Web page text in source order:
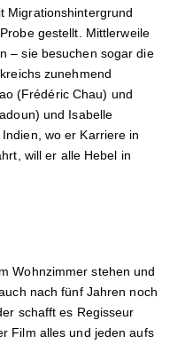
Migrationshintergrund
gestellt. Mittlerweile
– sie besuchen sogar die
zunehmend
(Frédéric Chau) und
und Isabelle
wo er Karriere in
will er alle Hebel in
Wohnzimmer stehen und
nach fünf Jahren noch
schafft es Regisseur
Film alles und jeden aufs